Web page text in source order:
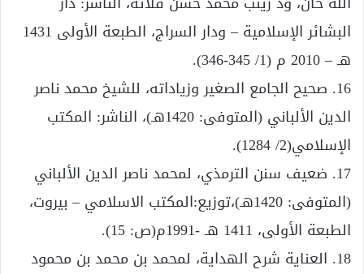
البشائر الإسلامية – ودار السراج، الطبعة الأولى 1431
هـ – 2010 م (1/ 345-346).
16. صحيح الجامع الصغير وزياداته، للشيخ محمد ناصر
الدين الألباني (المتوفى: 1420هـ)، الناشر: المكتب
الإسلامي(2/ 1284).
17. ضعيف سنن الترمذي، لمحمد ناصر الدين الألباني
(المتوفى: 1420هـ)،توزيع:المكتب الاسلامي – بيروت،
الطبعة الأولى، 1411 هـ -1991م(ص: 15).
18. العناية شرح الهداية، لمحمد بن محمد بن محمود